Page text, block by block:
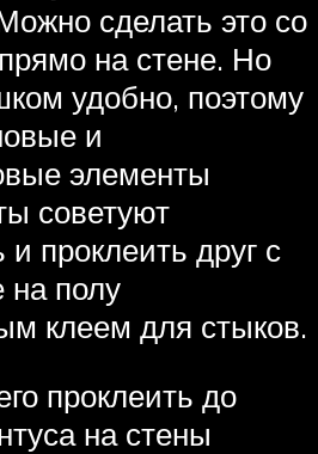
сделать это со
на стене. Но
удобно, поэтому
и
элементы
советуют
и проклеить друг с
на полу
клеем для стыков.
проклеить до
на стены